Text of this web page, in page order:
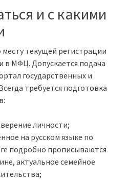
и с какими
текущей регистрации
в МФЦ. Допускается подача
государственных и
требуется подготовка
личности;
на русском языке по
подробно прописываются
актуальное семейное